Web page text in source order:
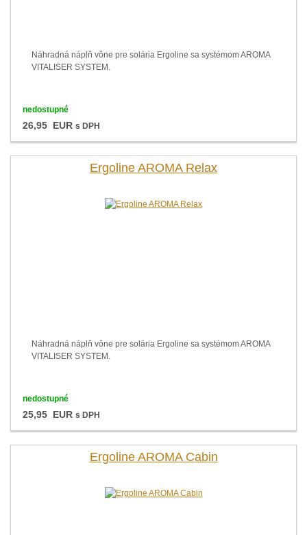
Náhradná náplň vône pre solária Ergoline sa systémom AROMA
VITALISER SYSTEM.
nedostupné
26,95 EUR s DPH
Ergoline AROMA Relax
Náhradná náplň vône pre solária Ergoline sa systémom AROMA
VITALISER SYSTEM.
nedostupné
25,95 EUR s DPH
Ergoline AROMA Cabin